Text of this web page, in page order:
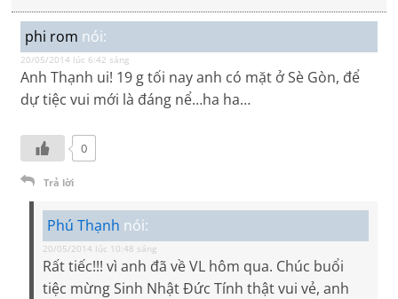
phi rom nói:
20/05/2014 lúc 6:42 sáng
Anh Thạnh ui! 19 g tối nay anh có mặt ở Sè Gòn, để
dự tiệc vui mới là đáng nể…ha ha…
0
Trả lời
Phú Thạnh nói:
20/05/2014 lúc 10:48 sáng
Rất tiếc!!! vì anh đã về VL hôm qua. Chúc buổi
tiệc mừng Sinh Nhật Đức Tính thật vui vẻ, anh